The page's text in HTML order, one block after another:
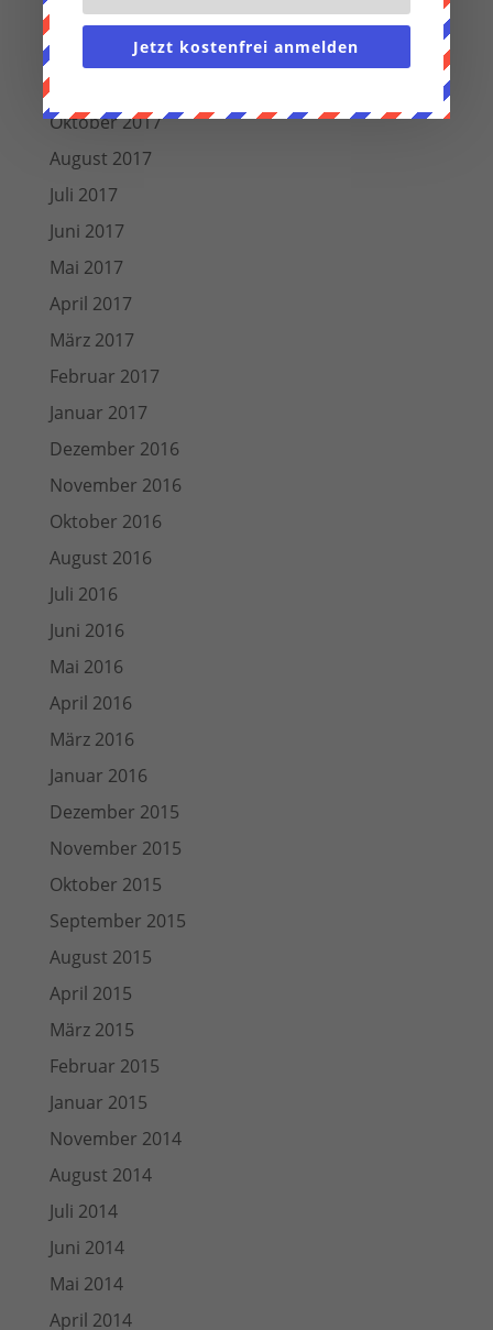
März 2018
Dezember 2017
Oktober 2017
August 2017
Juli 2017
Juni 2017
Mai 2017
April 2017
März 2017
Februar 2017
Januar 2017
Dezember 2016
November 2016
Oktober 2016
August 2016
Juli 2016
Juni 2016
Mai 2016
April 2016
März 2016
Januar 2016
Dezember 2015
November 2015
Oktober 2015
September 2015
August 2015
April 2015
März 2015
Februar 2015
Januar 2015
November 2014
August 2014
Juli 2014
Juni 2014
Mai 2014
April 2014
Jetzt kostenfrei anmelden